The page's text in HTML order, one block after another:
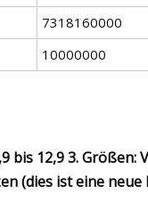
7318160000
10000000
bis 12,9 3.
(dies ist eine